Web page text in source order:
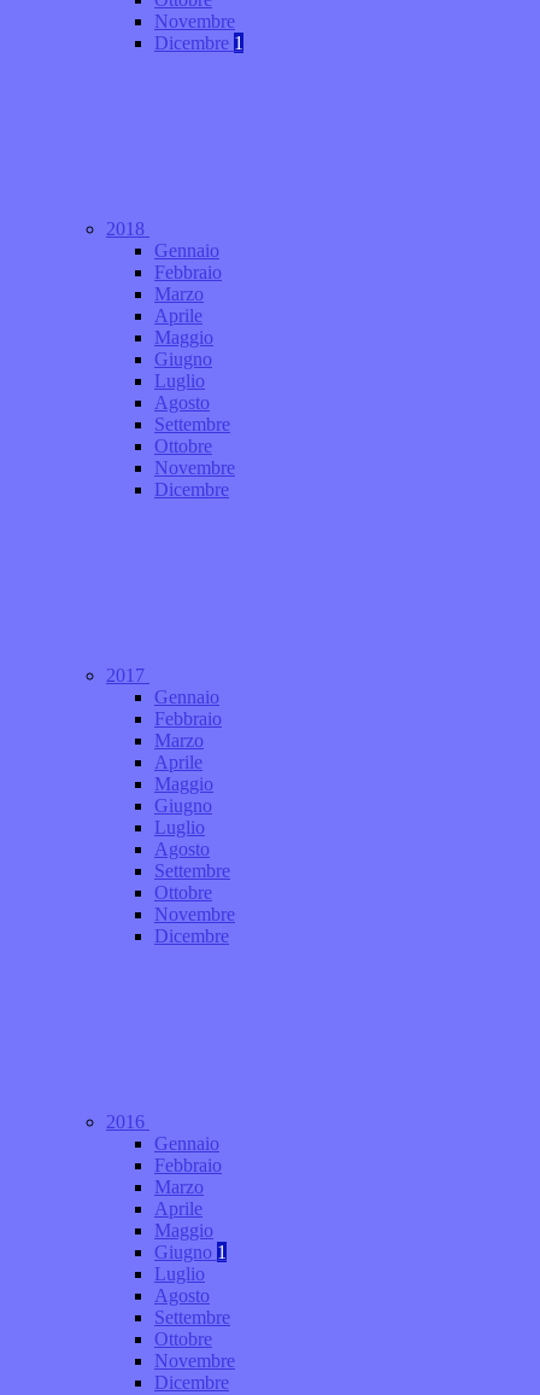
Novembre
Dicembre 1
2018
Gennaio
Febbraio
Marzo
Aprile
Maggio
Giugno
Luglio
Agosto
Settembre
Ottobre
Novembre
Dicembre
2017
Gennaio
Febbraio
Marzo
Aprile
Maggio
Giugno
Luglio
Agosto
Settembre
Ottobre
Novembre
Dicembre
2016
Gennaio
Febbraio
Marzo
Aprile
Maggio
Giugno 1
Luglio
Agosto
Settembre
Ottobre
Novembre
Dicembre